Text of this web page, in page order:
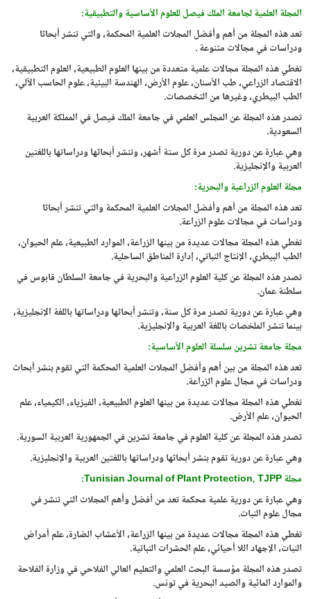
المجلة العلمية لجامعة الملك فيصل للعلوم الأساسية والتطبيقية:
تعد هذه المجلة من أهم وأفضل المجلات العلمية المحكمة، والتي تنشر أبحاثا
ودراسات في مجالات متنوعة .
تغطي هذه المجلة مجالات علمية متعددة من بينها العلوم الطبيعية، العلوم التطبيقية،
الاقتصاد الزراعي، طب الأسنان، علوم الأرض، الهندسة البيئية، علوم الحاسب الآلي،
الطب البيطري، وغيرها من التخصصات.
تصدر هذه المجلة عن المجلس العلمي في جامعة الملك فيصل في المملكة العربية
السعودية.
وهي عبارة عن دورية تصدر مرة كل ستة أشهر، وتنشر أبحاثها ودراساتها باللغتين
العربية والإنجليزية.
مجلة العلوم الزراعية والبحرية:
تعد هذه المجلة من أهم وأفضل المجلات العلمية المحكمة والتي تنشر أبحاثا
ودراسات في مجالات علوم الزراعة.
تغطي هذه المجلة مجالات عديدة من بينها الزراعة، الموارد الطبيعية، علم الحيوان،
الطب البيطري، الإنتاج النباتي، إدارة المناطق الساحلية.
تصدر هذه المجلة عن كلية العلوم الزراعية والبحرية في جامعة السلطان قابوس في
سلطنة عمان.
وهي عبارة عن دورية تصدر مرة كل سنة، وتنشر أبحاثها ودراساتها باللغة الإنجليزية،
بينما تنشر الملخصات باللغة العربية والإنجليزية.
مجلة جامعة تشرين سلسلة العلوم الأساسية:
تعد هذه المجلة من بين أهم وأفضل المجلات العلمية المحكمة التي تقوم بنشر أبحاث
ودراسات في مجال علوم الزراعة.
تغطي هذه المجلة مجالات عديدة من بينها العلوم الطبيعية، الفيزياء، الكيمياء، علم
الحيوان، علم الأرض.
تصدر هذه المجلة عن كلية العلوم في جامعة تشرين في الجمهورية العربية السورية.
وهي عبارة عن دورية تقوم بنشر أبحاثها ودراساتها باللغتين العربية والإنجليزية.
مجلةTunisian Journal of Plant Protection, TJPP
:
وهي عبارة عن دورية علمية محكمة تعد من أفضل وأهم المجلات التي تنشر في
مجال علوم النبات.
تغطي هذه المجلة مجالات عديدة من بينها الزراعة، الأعشاب الضارة، علم أمراض
النبات، الإجهاد اللا أحيائي، علم الحشرات النباتية.
تصدر هذه المجلة مؤسسة البحث العلمي والتعليم العالي الفلاحي في وزارة الفلاحة
والموارد المائية والصيد البحرية في تونس.